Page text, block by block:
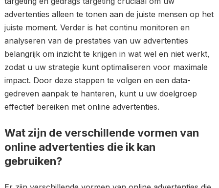
advertenties alleen te tonen aan de juiste mensen op het
juiste moment. Verder is het continu monitoren en
analyseren van de prestaties van uw advertenties
belangrijk om inzicht te krijgen in wat wel en niet werkt,
zodat u uw strategie kunt optimaliseren voor maximale
impact. Door deze stappen te volgen en een data-
gedreven aanpak te hanteren, kunt u uw doelgroep
effectief bereiken met online advertenties.
Wat zijn de verschillende vormen van
online advertenties die ik kan
gebruiken?